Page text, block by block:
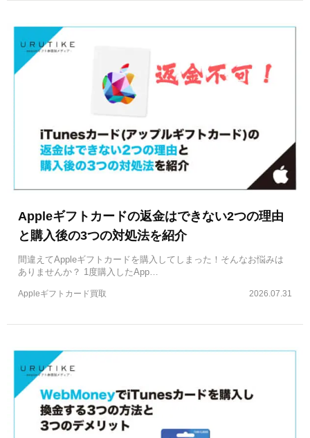
Appleギフトカードの返金はできない2つの理由
と購入後の3つの対処法を紹介
間違えてAppleギフトカードを購入してしまった！そんなお悩みは
ありませんか？ 1度購入したApp…
2026.07.31
Appleギフトカード買取